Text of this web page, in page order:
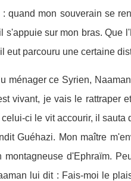
quand mon souverain se
s'appuie sur mon bras. Que
eut parcouru une certaine
ménager ce Syrien,
vivant, je vais le rattraper
ci le vit accourir, il sauta
Guéhazi. Mon maître
d'Ephraïm.
lui dit : Fais-moi le